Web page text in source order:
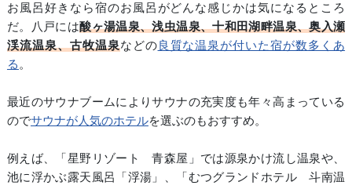
お風呂好きなら宿のお風呂がどんな感じかは気になるところ
だ。八戸には酸ヶ湯温泉、浅虫温泉、十和田湖畔温泉、奥入瀬
渓流温泉、古牧温泉などの良質な温泉が付いた宿が数多くあ
る 。
最近のサウナブームによりサウナの充実度も年々高まっている
のでサウナが人気のホテルを選ぶのもおすすめ。
例えば、「星野リゾート 青森屋」では源泉かけ流し温泉や、
池に浮かぶ露天風呂「浮湯」、「むつグランドホテル 斗南温